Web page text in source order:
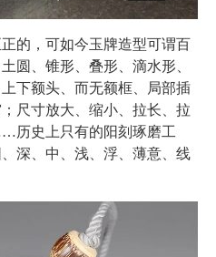
的，可如今玉牌造型可谓百
圆、锥形、叠形、滴水形、
下额头、而无额框、局部插
尺寸放大、缩小、拉长、拉
历史上只有的阳刻琢磨工
深、中、浅、浮、薄意、线